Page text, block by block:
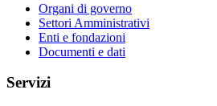
Organi di governo
Settori Amministrativi
Enti e fondazioni
Documenti e dati
Servizi